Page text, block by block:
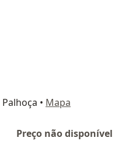
Palhoça • Mapa
Preço não disponível